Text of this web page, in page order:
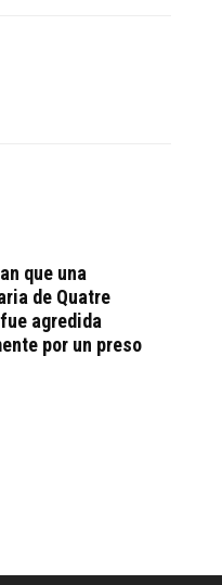
que una
de Quatre
agredida
por un preso